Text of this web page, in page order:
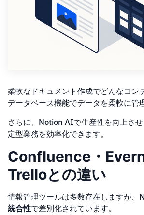
柔軟なドキュメント作成でどんなコン
データベース機能でデータを柔軟に管
さらに、Notion AIで生産性を向上さ
定型業務を効率化できます。
Confluence・
Trelloとの違い
情報管理ツールは多数存在しますが、
統合性で差別化されています。